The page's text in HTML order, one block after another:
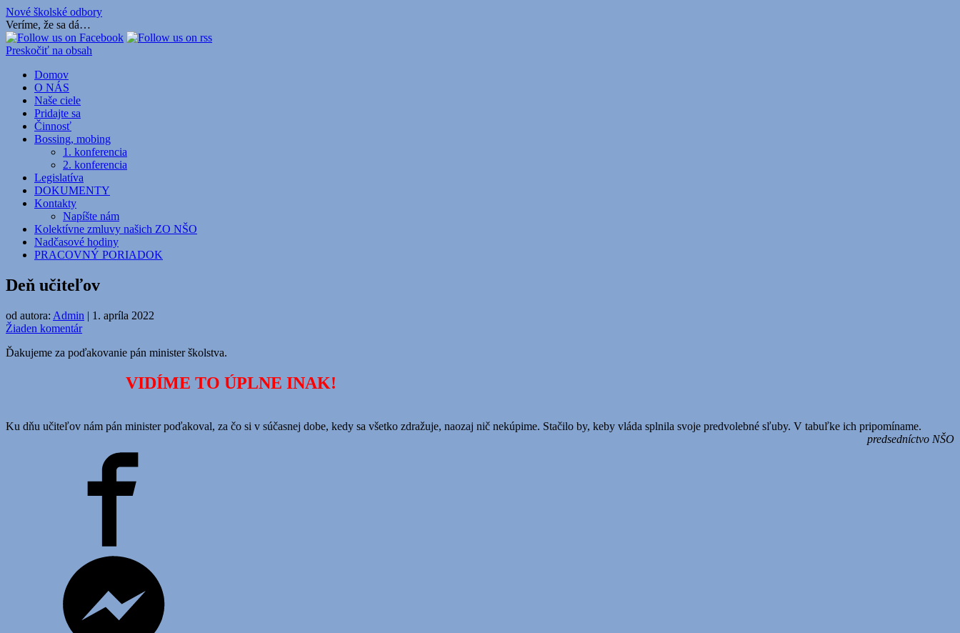
Nové školské odbory
Veríme, že sa dá…
Preskočiť na obsah
Domov
O NÁS
Naše ciele
Pridajte sa
Činnosť
Bossing, mobing
1. konferencia
2. konferencia
Legislatíva
DOKUMENTY
Kontakty
Napíšte nám
Kolektívne zmluvy našich ZO NŠO
Nadčasové hodiny
PRACOVNÝ PORIADOK
Deň učiteľov
od autora: Admin | 1. apríla 2022
Žiaden komentár
Ďakujeme za poďakovanie pán minister školstva.
VIDÍME TO ÚPLNE INAK!
Ku dňu učiteľov nám pán minister poďakoval, za čo si v súčasnej dobe, kedy sa všetko zdražuje, naozaj nič nekúpime. Stačilo by, keby vláda splnila svoje predvolebné sľuby. V tabuľke ich pripomíname.
predsedníctvo NŠO